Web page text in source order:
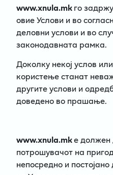
www.xnula.mkго
овие Услови и во
деловни услови и во
законодавната рамка.
Доколку некој услов
користење станат
другите услови и
доведено во прашање.
www.xnula.mkе должен
потрошувачот на
непосредно и